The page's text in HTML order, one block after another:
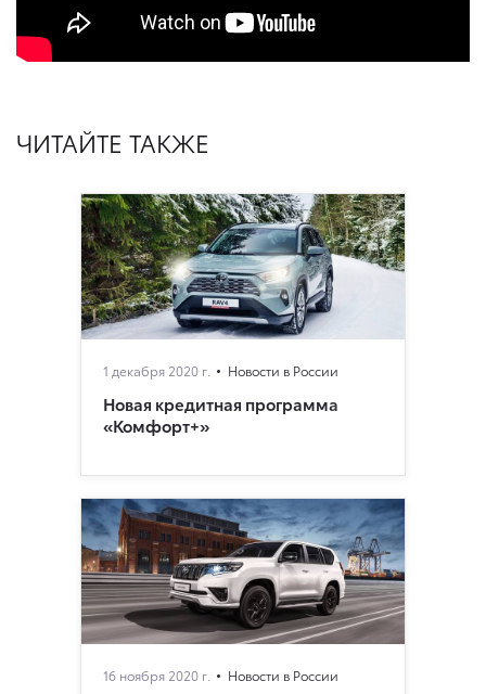
ЧИТАЙТЕ ТАКЖЕ
1 декабря 2020 г. Новости в России
Новая кредитная программа
«Комфорт+»
16 ноября 2020 г. Новости в России